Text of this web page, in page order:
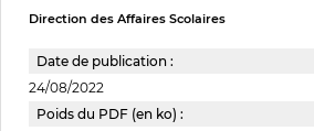
Direction des Affaires Scolaires
Date de publication :
24/08/2022
Poids du PDF (en ko) :